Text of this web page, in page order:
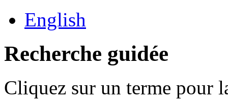
English
Recherche guidée
Cliquez sur un terme pour